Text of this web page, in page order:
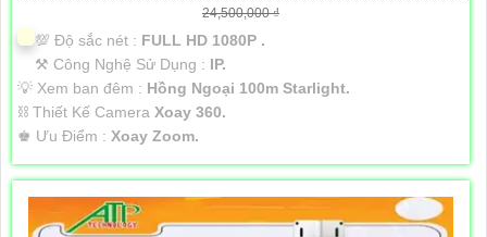
24,500,000 ₫
💯 Độ sắc nét : FULL HD 1080P .
⚒ Công Nghệ Sử Dụng : IP.
💡 Xem ban đêm : Hồng Ngoại 100m Starlight.
⛓ Thiết Kế Camera Xoay 360.
️♚ Ưu Điểm : Xoay Zoom.